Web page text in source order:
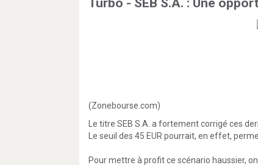
Turbo - SEB S.A. : Une
(Zonebourse.com)
Le titre SEB S.A. a fortement corrigé ces
Le seuil des 45 EUR pourrait, en effet,
Pour mettre à profit ce scénario haussier,